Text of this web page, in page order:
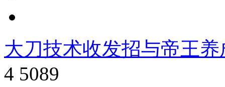
大刀技术收发招与帝王
4 5089